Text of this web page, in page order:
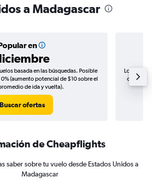
a Madagascar
en
basada en las búsquedas. Posible
(aumento potencial de $10 sobre el
de ida y vuelta).
Buscar ofertas
Los
de
de Cheapflights
saber sobre tu vuelo desde Estados Unidos a
Madagascar